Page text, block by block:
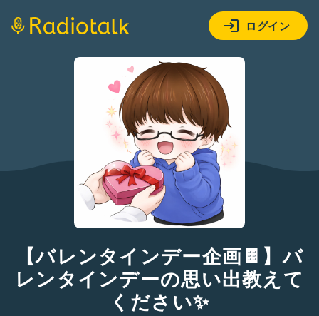
ログイン
【バレンタインデー企画🍫】バ
レンタインデーの思い出教えて
ください✨️